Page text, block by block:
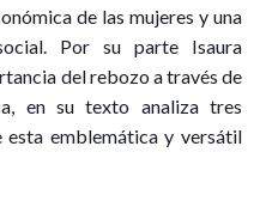
de las mujeres y una
Por su parte Isaura
del rebozo a través de
en su texto analiza tres
esta emblemática y versátil